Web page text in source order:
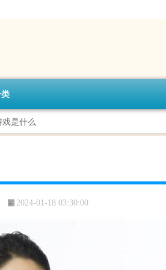
是什么
2024-01-18 03:30:00